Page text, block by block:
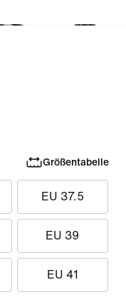
Größentabelle
EU 37.5
EU 39
EU 41